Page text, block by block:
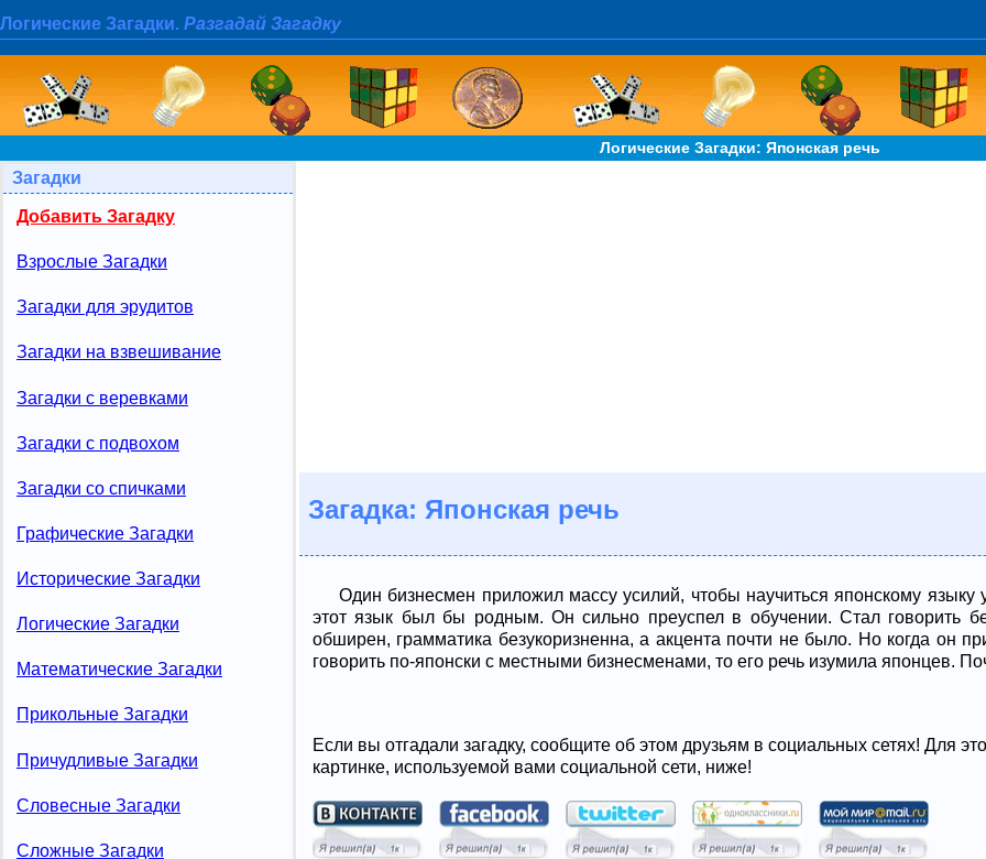
Логические Загадки. Разгадай Загадку
Логические Загадки: Японская речь
Загадки
Добавить Загадку
Взрослые Загадки
Загадки для эрудитов
Загадки на взвешивание
Загадки с веревками
Загадки с подвохом
Загадки со спичками
Графические Загадки
Исторические Загадки
Логические Загадки
Математические Загадки
Прикольные Загадки
Причудливые Загадки
Словесные Загадки
Сложные Загадки
Загадка: Японская речь
Один бизнесмен приложил массу усилий, чтобы научиться японскому языку
этот язык был бы родным. Он сильно преуспел в обучении. Стал говорить
обширен, грамматика безукоризненна, а акцента почти не было. Но когда он
говорить по-японски с местными бизнесменами, то его речь изумила японцев.
Если вы отгадали загадку, сообщите об этом друзьям в социальных сетях! Для
картинке, используемой вами социальной сети, ниже!